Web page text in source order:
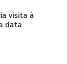
visita à
data